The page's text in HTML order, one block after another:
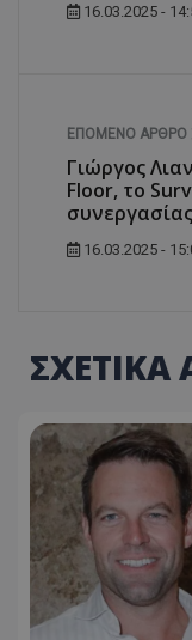
16.03.2025 -
ΕΠΌΜΕΝΟ ΆΡΘΡΟ
Γιώργος
Floor, το
16.03.2025 -
ΣΧΕΤΙΚΑ